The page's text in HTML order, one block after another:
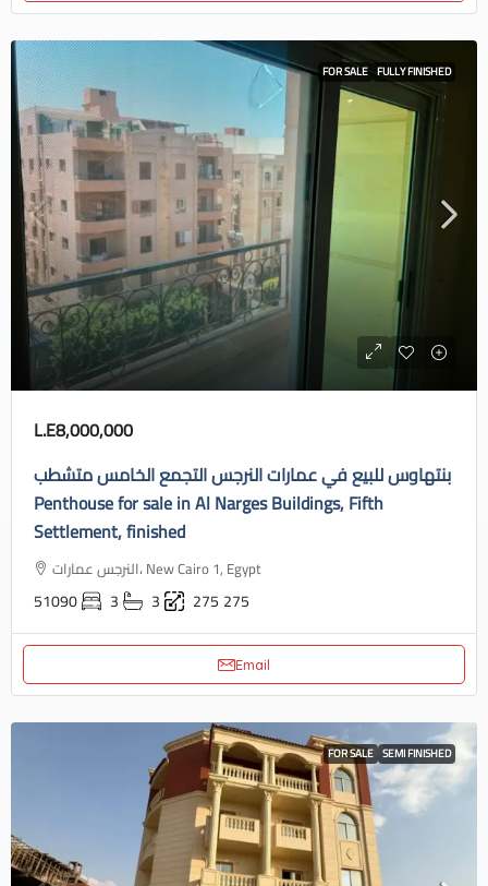
FOR SALE FULLY FINISHED
L.E8,000,000
بنتهاوس للبيع في عمارات النرجس التجمع الخامس متشطب
Penthouse for sale in Al Narges Buildings, Fifth
Settlement, finished
النرجس عمارات، New Cairo 1, Egypt
51090 3 3 275 275
Email
FOR SALE SEMI FINISHED